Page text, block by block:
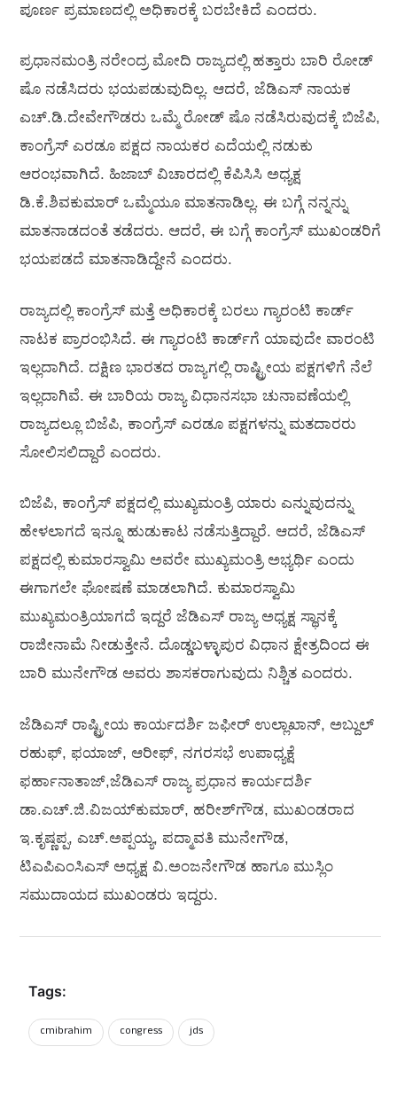
ಪೂರ್ಣ ಪ್ರಮಾಣದಲ್ಲಿ ಅಧಿಕಾರಕ್ಕೆ ಬರಬೇಕಿದೆ ಎಂದರು.
ಪ್ರಧಾನಮಂತ್ರಿ ನರೇಂದ್ರ ಮೋದಿ ರಾಜ್ಯದಲ್ಲಿ ಹತ್ತಾರು ಬಾರಿ ರೋಡ್‌
ಷೊ ನಡೆಸಿದರು ಭಯಪಡುವುದಿಲ್ಲ. ಆದರೆ, ಜೆಡಿಎಸ್‌ ನಾಯಕ
ಎಚ್‌.ಡಿ.ದೇವೇಗೌಡರು ಒಮ್ಮೆ ರೋಡ್‌ ಷೊ ನಡೆಸಿರುವುದಕ್ಕೆ ಬಿಜೆಪಿ,
ಕಾಂಗ್ರೆಸ್‌ ಎರಡೂ ಪಕ್ಷದ ನಾಯಕರ ಎದೆಯಲ್ಲಿ ನಡುಕು
ಆರಂಭವಾಗಿದೆ. ಹಿಜಾಬ್‌ ವಿಚಾರದಲ್ಲಿ ಕೆಪಿಸಿಸಿ ಅಧ್ಯಕ್ಷ
ಡಿ.ಕೆ.ಶಿವಕುಮಾರ್‌ ಒಮ್ಮೆಯೂ ಮಾತನಾಡಿಲ್ಲ. ಈ ಬಗ್ಗೆ ನನ್ನನ್ನು
ಮಾತನಾಡದಂತೆ ತಡೆದರು. ಆದರೆ, ಈ ಬಗ್ಗೆ ಕಾಂಗ್ರೆಸ್‌ ಮುಖಂಡರಿಗೆ
ಭಯಪಡದೆ ಮಾತನಾಡಿದ್ದೇನೆ ಎಂದರು.
ರಾಜ್ಯದಲ್ಲಿ ಕಾಂಗ್ರೆಸ್‌ ಮತ್ತೆ ಅಧಿಕಾರಕ್ಕೆ ಬರಲು ಗ್ಯಾರಂಟಿ ಕಾರ್ಡ್‌
ನಾಟಕ ಪ್ರಾರಂಭಿಸಿದೆ. ಈ ಗ್ಯಾರಂಟಿ ಕಾರ್ಡ್‌ಗೆ ಯಾವುದೇ ವಾರಂಟಿ
ಇಲ್ಲದಾಗಿದೆ. ದಕ್ಷಿಣ ಭಾರತದ ರಾಜ್ಯಗಲ್ಲಿ ರಾಷ್ಟ್ರೀಯ ಪಕ್ಷಗಳಿಗೆ ನೆಲೆ
ಇಲ್ಲದಾಗಿವೆ. ಈ ಬಾರಿಯ ರಾಜ್ಯ ವಿಧಾನಸಭಾ ಚುನಾವಣೆಯಲ್ಲಿ
ರಾಜ್ಯದಲ್ಲೂ ಬಿಜೆಪಿ, ಕಾಂಗ್ರೆಸ್‌ ಎರಡೂ ಪಕ್ಷಗಳನ್ನು ಮತದಾರರು
ಸೋಲಿಸಲಿದ್ದಾರೆ ಎಂದರು.
ಬಿಜೆಪಿ, ಕಾಂಗ್ರೆಸ್‌ ಪಕ್ಷದಲ್ಲಿ ಮುಖ್ಯಮಂತ್ರಿ ಯಾರು ಎನ್ನುವುದನ್ನು
ಹೇಳಲಾಗದೆ ಇನ್ನೂ ಹುಡುಕಾಟ ನಡೆಸುತ್ತಿದ್ದಾರೆ. ಆದರೆ, ಜೆಡಿಎಸ್‌
ಪಕ್ಷದಲ್ಲಿ ಕುಮಾರಸ್ವಾಮಿ ಅವರೇ ಮುಖ್ಯಮಂತ್ರಿ ಅಭ್ಯರ್ಥಿ ಎಂದು
ಈಗಾಗಲೇ ಘೋಷಣೆ ಮಾಡಲಾಗಿದೆ. ಕುಮಾರಸ್ವಾಮಿ
ಮುಖ್ಯಮಂತ್ರಿಯಾಗದೆ ಇದ್ದರೆ ಜೆಡಿಎಸ್‌ ರಾಜ್ಯ ಅಧ್ಯಕ್ಷ ಸ್ಥಾನಕ್ಕೆ
ರಾಜೀನಾಮೆ ನೀಡುತ್ತೇನೆ. ದೊಡ್ಡಬಳ್ಳಾಪುರ ವಿಧಾನ ಕ್ಷೇತ್ರದಿಂದ ಈ
ಬಾರಿ ಮುನೇಗೌಡ ಅವರು ಶಾಸಕರಾಗುವುದು ನಿಶ್ಚಿತ ಎಂದರು.
ಜೆಡಿಎಸ್‌ ರಾಷ್ಟ್ರೀಯ ಕಾರ್ಯದರ್ಶಿ ಜಫೀರ್‌ ಉಲ್ಲಾಖಾನ್‌, ಅಬ್ದುಲ್‌
ರಹುಫ್‌, ಫಯಾಜ್‌, ಆರೀಫ್‌, ನಗರಸಭೆ ಉಪಾಧ್ಯಕ್ಷೆ
ಫರ್ಹಾನಾತಾಜ್,ಜೆಡಿಎಸ್‌ ರಾಜ್ಯ ಪ್ರಧಾನ ಕಾರ್ಯದರ್ಶಿ
ಡಾ.ಎಚ್‌.ಜಿ.ವಿಜಯ್‌ಕುಮಾರ್‌, ಹರೀಶ್‌ಗೌಡ, ಮುಖಂಡರಾದ
ಇ.ಕೃಷ್ಣಪ್ಪ, ಎಚ್‌.ಅಪ್ಪಯ್ಯ, ಪದ್ಮಾವತಿ ಮುನೇಗೌಡ,
ಟಿಎಪಿಎಂಸಿಎಸ್‌ ಅಧ್ಯಕ್ಷ ವಿ.ಅಂಜನೇಗೌಡ ಹಾಗೂ ಮುಸ್ಲಿಂ
ಸಮುದಾಯದ ಮುಖಂಡರು ಇದ್ದರು.
Tags:
cmibrahim congress ‌jds